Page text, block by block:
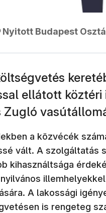
Nyitott Budapest
ellátott
Zugló
a közvécék
vált. A szolgáltatás
kihasználtsága
A lakossági
is rengeteg